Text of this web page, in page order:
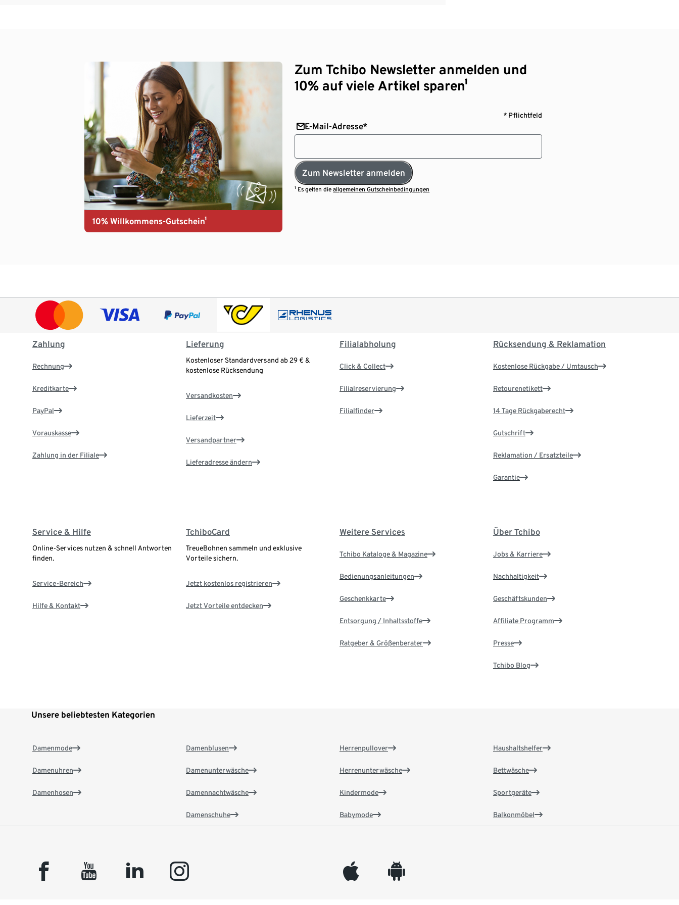
10% Willkommens-Gutschein¹
Zum Tchibo Newsletter anmelden und
10% auf viele Artikel sparen¹
* Pflichtfeld
E-Mail-Adresse*
Zum Newsletter anmelden
¹ Es gelten dieallgemeinen Gutscheinbedingungen
Zahlung
Rechnung
Kreditkarte
PayPal
Vorauskasse
Zahlung in der Filiale
Lieferung
Kostenloser Standardversand ab 29 € &
kostenlose Rücksendung
Versandkosten
Lieferzeit
Versandpartner
Lieferadresse ändern
Filialabholung
Click & Collect
Filialreservierung
Filialfinder
Rücksendung & Reklamation
Kostenlose Rückgabe / Umtausch
Retourenetikett
14 Tage Rückgaberecht
Gutschrift
Reklamation / Ersatzteile
Garantie
Service & Hilfe
Online-Services nutzen & schnell Antworten
finden.
Service-Bereich
Hilfe & Kontakt
TchiboCard
TreueBohnen sammeln und exklusive
Vorteile sichern.
Jetzt kostenlos registrieren
Jetzt Vorteile entdecken
Weitere Services
Tchibo Kataloge & Magazine
Bedienungsanleitungen
Geschenkkarte
Entsorgung / Inhaltsstoffe
Ratgeber & Größenberater
Über Tchibo
Jobs & Karriere
Nachhaltigkeit
Geschäftskunden
Affiliate Programm
Presse
Tchibo Blog
Unsere beliebtesten Kategorien
Damenmode
Damenuhren
Damenhosen
Damenblusen
Damenunterwäsche
Damennachtwäsche
Damenschuhe
Herrenpullover
Herrenunterwäsche
Kindermode
Babymode
Haushaltshelfer
Bettwäsche
Sportgeräte
Balkonmöbel
facebook youtube linkedin instagram appleinc android